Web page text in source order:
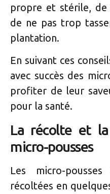
propre et stérile,
de ne pas trop
plantation.
En suivant ces
avec succès des
profiter de leur
pour la santé.
La récolte et la
micro-pousses
Les micro-
récoltées en